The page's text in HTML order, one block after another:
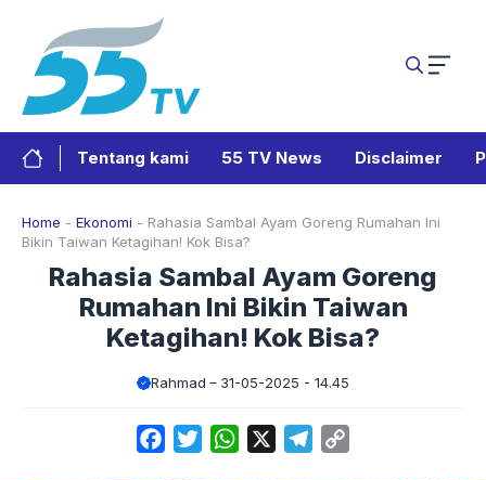
Tentang kami 55 TV News Disclaimer
Home - Ekonomi - Rahasia Sambal Ayam Goreng Rumahan Ini
Bikin Taiwan Ketagihan! Kok Bisa?
Rahasia Sambal Ayam Goreng
Rumahan Ini Bikin Taiwan
Ketagihan! Kok Bisa?
Rahmad 31-05-2025 - 14.45
FacebookTwitterWhatsApp Telegram